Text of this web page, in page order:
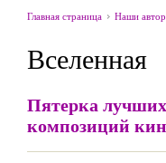
Главная страница Наши
Вселенная
Пятерка
композиций